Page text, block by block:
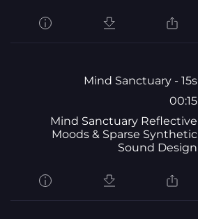
Mind Sanctuary - 15s
00:15
Mind Sanctuary Reflective
Moods & Sparse Synthetic
Sound Design